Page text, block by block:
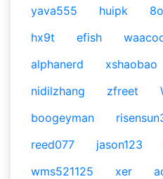
yava555
huipk
hx9t
efish
alphanerd
xshaobao
nidilzhang
zfreet
boogeyman
reed077
jason123
wms521125
xer